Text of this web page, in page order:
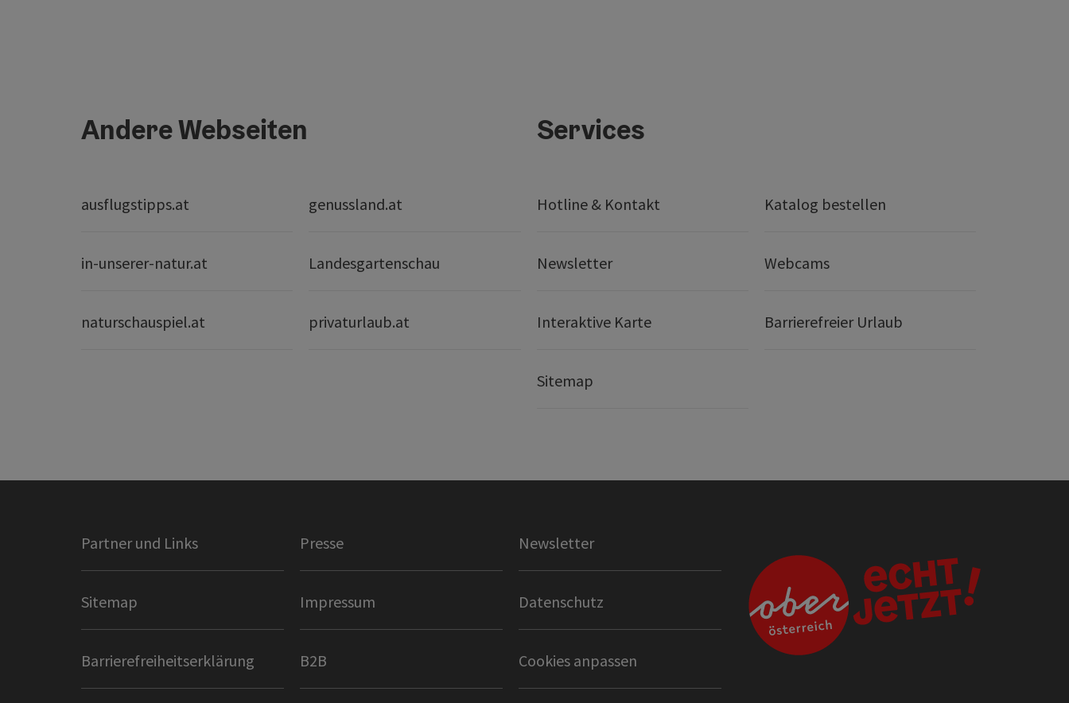
Andere Webseiten
ausflugstipps.at genussland.at
in-unserer-natur.at Landesgartenschau
naturschauspiel.at privaturlaub.at
Services
Hotline & Kontakt Katalog bestellen
Newsletter Webcams
Interaktive Karte Barrierefreier Urlaub
Sitemap
Partner und Links Presse Newsletter
Sitemap Impressum Datenschutz
Barrierefreiheitserklärung B2B Cookies anpassen